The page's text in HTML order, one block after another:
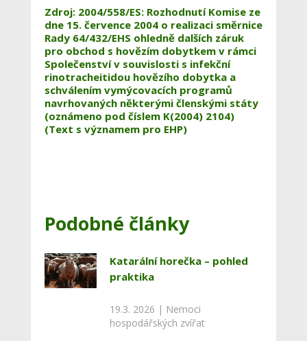
Zdroj: 2004/558/ES: Rozhodnutí Komise ze
dne 15. července 2004 o realizaci směrnice
Rady 64/432/EHS ohledně dalších záruk
pro obchod s hovězím dobytkem v rámci
Společenství v souvislosti s infekční
rinotracheitidou hovězího dobytka a
schválením vymýcovacích programů
navrhovaných některými členskými státy
(oznámeno pod číslem K(2004) 2104)
(Text s významem pro EHP)
Podobné články
Katarální horečka – pohled
praktika
19.3. 2026 | Nemoci
hospodářských zvířat